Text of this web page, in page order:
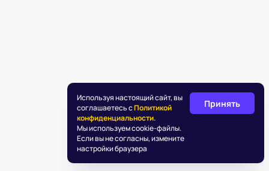
Используя настоящий сайт, вы
соглашаетесь сПолитикой
конфиденциальности.
Мы используем cookie-файлы.
Если вы не согласны, измените
настройки браузера
Принять